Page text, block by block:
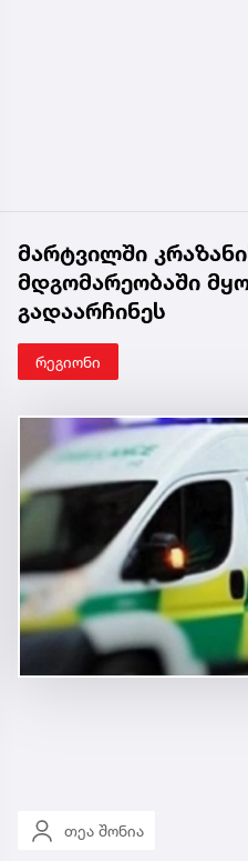
მარტვილში
მდგომარეობაში
გადაარჩინეს
რეგიონი
თეა შონია